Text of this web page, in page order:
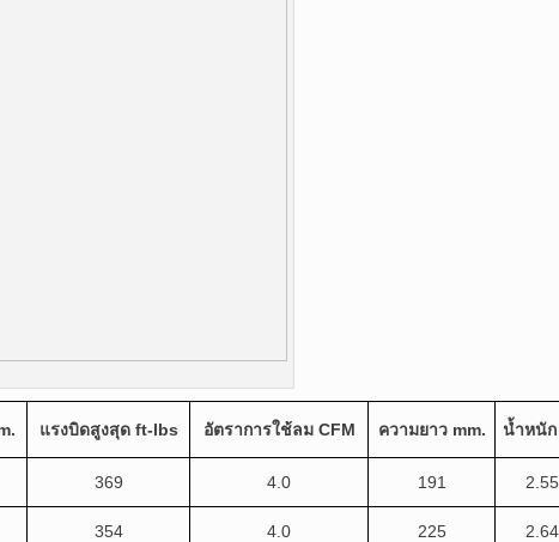
แรงบิดสูงสุดft-lbs อัตราการใช้ลมCFM ความยาว mm. น้ำหนั
369 4.0 191 2.55
354 4.0 225 2.64